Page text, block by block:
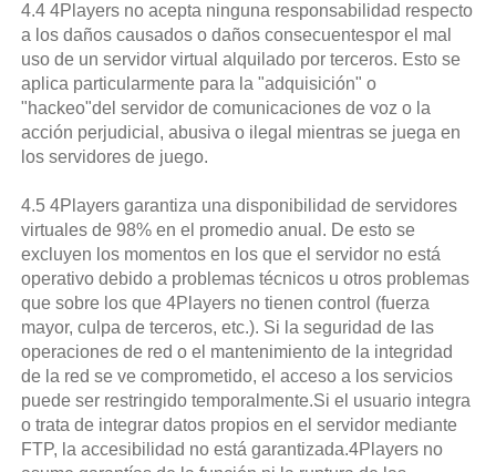
4.4 4Players no acepta ninguna responsabilidad respecto
a los daños causados o daños consecuentespor el mal
uso de un servidor virtual alquilado por terceros. Esto se
aplica particularmente para la "adquisición" o
"hackeo"del servidor de comunicaciones de voz o la
acción perjudicial, abusiva o ilegal mientras se juega en
los servidores de juego.
4.5 4Players garantiza una disponibilidad de servidores
virtuales de 98% en el promedio anual. De esto se
excluyen los momentos en los que el servidor no está
operativo debido a problemas técnicos u otros problemas
que sobre los que 4Players no tienen control (fuerza
mayor, culpa de terceros, etc.). Si la seguridad de las
operaciones de red o el mantenimiento de la integridad
de la red se ve comprometido, el acceso a los servicios
puede ser restringido temporalmente.Si el usuario integra
o trata de integrar datos propios en el servidor mediante
FTP, la accesibilidad no está garantizada.4Players no